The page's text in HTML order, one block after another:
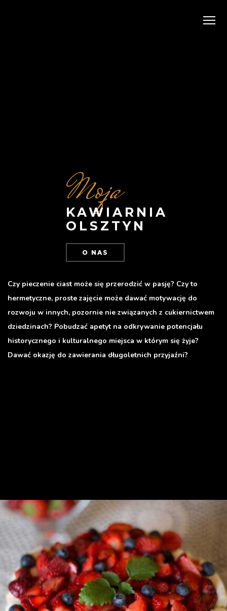
Moja
KAWIARNIA
OLSZTYN
O NAS
Czy pieczenie ciast może się przerodzić w pasję? Czy to
hermetyczne, proste zajęcie może dawać motywację do
rozwoju w innych, pozornie nie związanych z cukiernictwem
dziedzinach? Pobudzać apetyt na odkrywanie potencjału
historycznego i kulturalnego miejsca w którym się żyje?
Dawać okazję do zawierania długoletnich przyjaźni?